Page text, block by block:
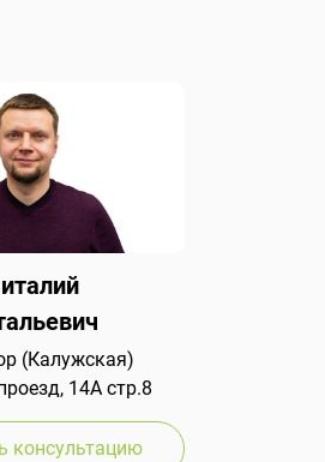
(Калужская)
14А стр.8
консультацию